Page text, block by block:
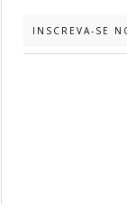
INSCREVA-SE